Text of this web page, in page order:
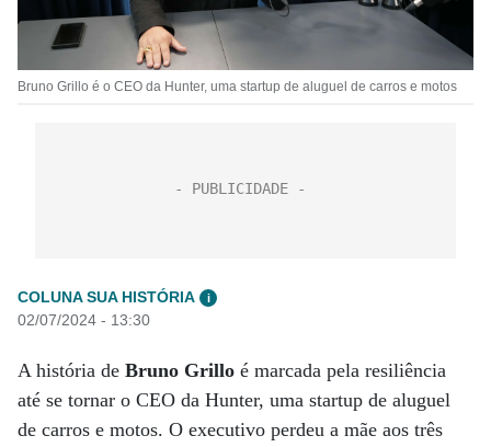
Bruno Grillo é o CEO da Hunter, uma startup de aluguel de carros e motos
COLUNA SUA HISTÓRIA i
02/07/2024 - 13:30
A história de Bruno Grillo é marcada pela resiliência
até se tornar o CEO da Hunter, uma startup de aluguel
de carros e motos. O executivo perdeu a mãe aos três